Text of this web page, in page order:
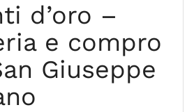
d’oro –
e compro
Giuseppe